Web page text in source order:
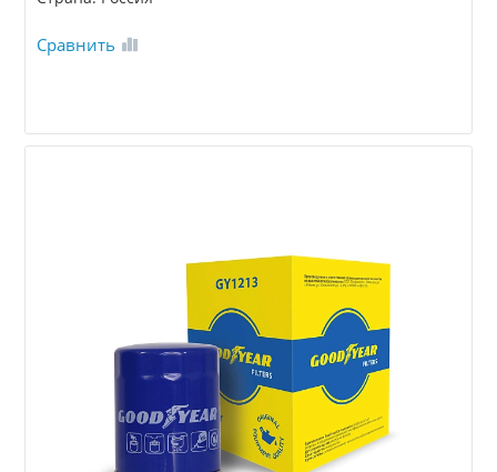
Сравнить